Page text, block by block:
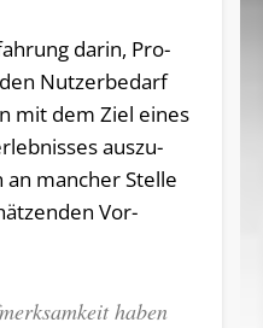
darin, Pro­
Nut­zer­be­darf
mit dem Ziel eines
aus­zu­
man­cher Stel­le
Vor­
haben